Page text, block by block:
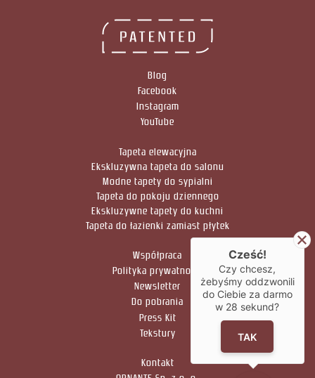
Blog
Facebook
Instagram
YouTube
Tapeta elewacyjna
Ekskluzywna tapeta do salonu
Modne tapety do sypialni
Tapeta do pokoju dziennego
Ekskluzywne tapety do kuchni
Tapeta do łazienki zamiast płytek
Współpraca
Polityka prywatności
Newsletter
Do pobrania
Press Kit
Tekstury
Kontakt
Cześć!
Czy chcesz,
żebyśmy oddzwonili
do Ciebie za darmo
w 28 sekund?
TAK